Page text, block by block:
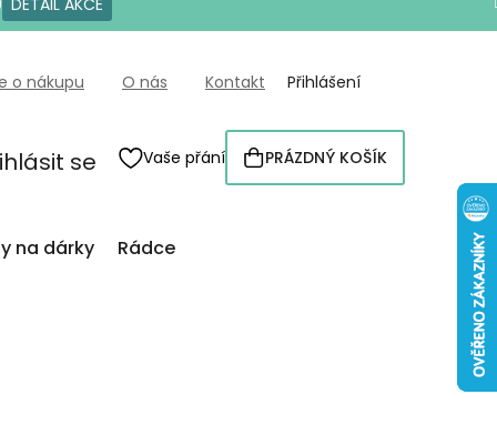
DETAIL AKCE
o nákupu O nás Kontakt Přihlášení
se Vaše přání
NÁKUPNÍ
KOŠÍK
PRÁZDNÝ KOŠÍK
na dárky Rádce